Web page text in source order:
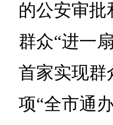
的公安审批
群众“进一
首家实现群
项“全市通